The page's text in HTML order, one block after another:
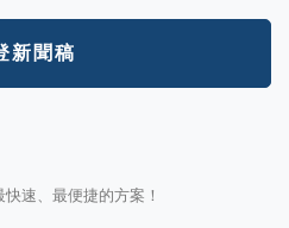
新聞稿
速、最便捷的方案！